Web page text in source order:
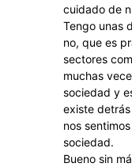
cuidado de
Tengo unas
no, que es
sectores
muchas
sociedad y
existe
nos
sociedad.
Bueno sin